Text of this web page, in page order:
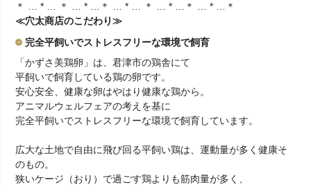
＊ … * … ＊ … * …＊ … * … ＊ … * …＊ … * …＊
≪穴太商店のこだわり≫
完全平飼いでストレスフリーな環境で飼育
「かずさ美鶏卵」は、君津市の鶏舎にて
平飼いで飼育している鶏の卵です。
安心安全、健康な卵はやはり健康な鶏から。
アニマルウェルフェアの考えを基に
完全平飼いでストレスフリーな環境で飼育しています。
広大な土地で自由に飛び回る平飼い鶏は、運動量が多く健康そ
のもの。
狭いケージ（おり）で過ごす鶏よりも筋肉量が多く、